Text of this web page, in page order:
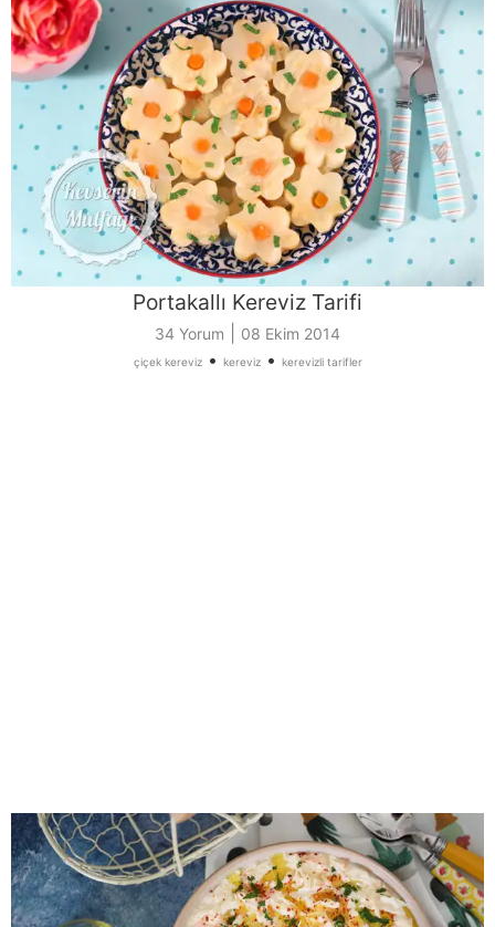
Portakallı Kereviz Tarifi
34 Yorum 08 Ekim 2014
çiçek kereviz• kereviz• kerevizli tarifler